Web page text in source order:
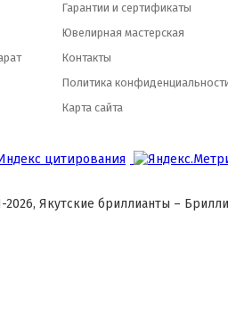
Гарантии и сертификаты
Ювелирная мастерская
Контакты
Политика
Карта сайта
2026, Якутские бриллианты –